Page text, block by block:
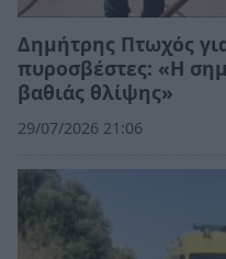
Δημήτρης Πτωχός
πυροσβέστες: «Η
βαθιάς θλίψης»
29/07/2026 21:06